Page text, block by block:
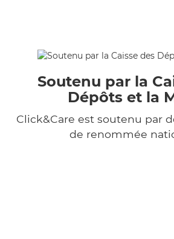
Soutenu par la
Dépôts et la
Click&Care est soutenu par
de renommée